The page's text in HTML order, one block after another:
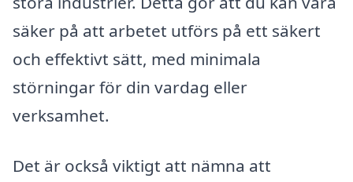
säker på att arbetet utförs på ett säkert
och effektivt sätt, med minimala
störningar för din vardag eller
verksamhet.
Det är också viktigt att nämna att